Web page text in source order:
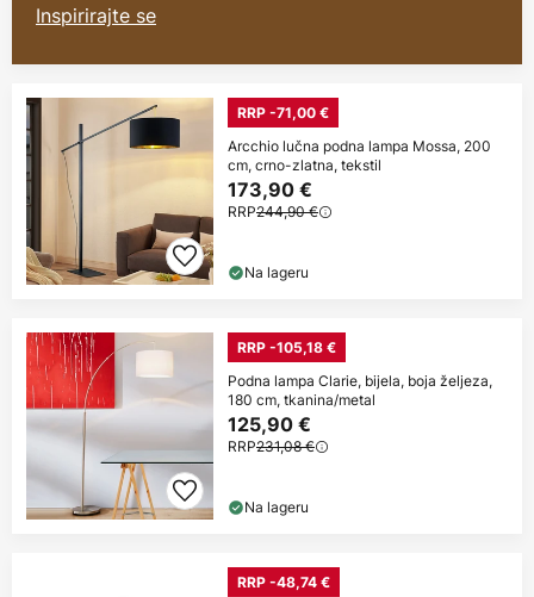
Inspirirajte se
RRP -71,00 €
Arcchio lučna podna lampa Mossa, 200
cm, crno-zlatna, tekstil
173,90 €
RRP244,90 €
Na lageru
RRP -105,18 €
Podna lampa Clarie, bijela, boja željeza,
180 cm, tkanina/metal
125,90 €
RRP231,08 €
Na lageru
RRP -48,74 €